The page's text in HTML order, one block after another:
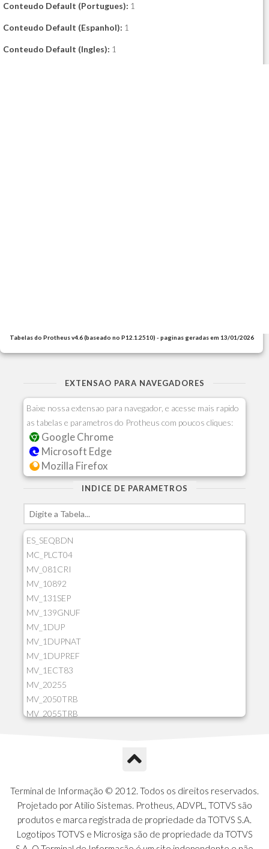
Conteudo Default (Portugues): 1
Conteudo Default (Espanhol): 1
Conteudo Default (Ingles): 1
Tabelas do Protheus v4.6 (baseado no P12.1.2510) - paginas geradas em 13/01/2026
EXTENSAO PARA NAVEGADORES
Baixe nossa extensao para navegador, e acesse mais rapido
as tabelas e parametros do Protheus com poucos cliques:
Google Chrome
Microsoft Edge
Mozilla Firefox
INDICE DE PARAMETROS
ES_SEQBDN
MC_PLCT04
MV_081CRI
MV_10892
MV_131SEP
MV_139GNUF
MV_1DUP
MV_1DUPNAT
MV_1DUPREF
MV_1ECT83
MV_20255
MV_2050TRB
MV_2055TRB
MV_2GNOINC
MV_320SLD
MV_325PMDA
MV_330ATCM
MV_340LOCK
Terminal de Informação © 2012. Todos os direitos reservados.
Projetado por Atilio Sistemas. Protheus, ADVPL, TOTVS são
produtos e marca registrada de propriedade da TOTVS S.A.
Logotipos TOTVS e Microsiga são de propriedade da TOTVS